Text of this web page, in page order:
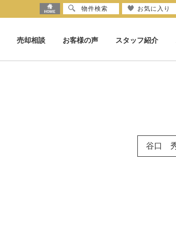
売却相談 お客様の声 スタッフ紹介
谷口
物件検索 お気に入り